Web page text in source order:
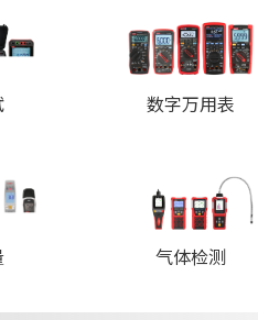
数字万用表
气体检测